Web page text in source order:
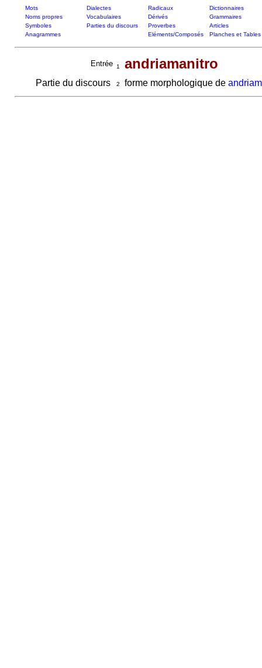
Mots Dialectes Radicaux
Dictionnaires
Noms propres
Vocabulaires Dérivés
Grammaires
Symboles
Parties du discours Proverbes
Articles
Anagrammes
Eléments/Composés Planches et Tables
Entrée 1 andriamanitro
Partie du discours 2 forme morphologique de